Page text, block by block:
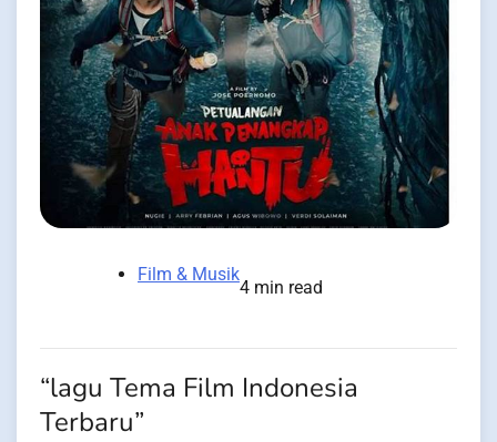
Film & Musik
4 min read
“lagu Tema Film Indonesia
Terbaru”